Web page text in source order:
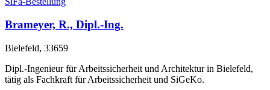
Brameyer, R., Dipl.-Ing.
Bielefeld, 33659
Dipl.-Ingenieur für Arbeitssicherheit und Architektur in Bielefeld,
tätig als Fachkraft für Arbeitssicherheit und SiGeKo.